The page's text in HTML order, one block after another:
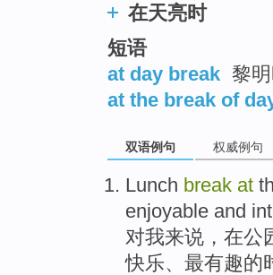
在天亮时
短语
at day break 黎
at the break of
双语例句 权威例句
Lunch break at
enjoyable and
对我来说， 在公
快乐、 最有趣的